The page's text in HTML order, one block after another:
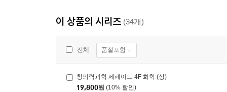
이 상품의 시리즈 (34개)
전체 품절포함
창의력과학 세페이드 4F 화학 (상)
19,800원 (10% 할인)